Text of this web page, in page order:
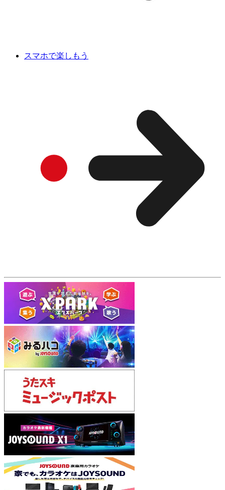
スマホで楽しもう